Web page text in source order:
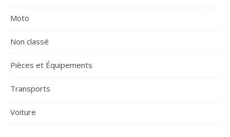
Moto
Non classé
Pièces et Équipements
Transports
Voiture